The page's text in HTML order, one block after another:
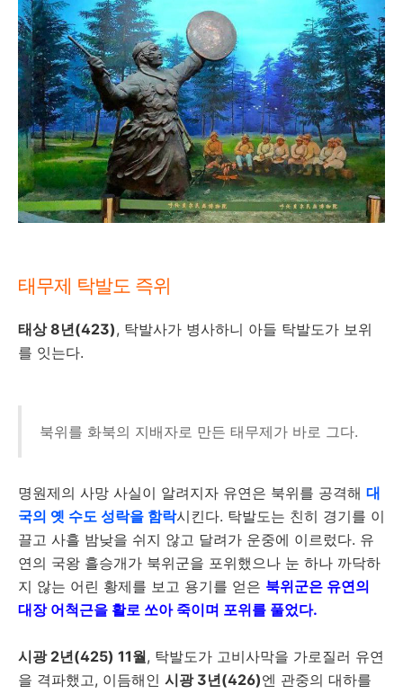
태무제 탁발도 즉위
태상 8년(423), 탁발사가 병사하니 아들 탁발도가 보위
를 잇는다.
북위를 화북의 지배자로 만든 태무제가 바로 그다.
명원제의 사망 사실이 알려지자 유연은 북위를 공격해 대
국의 옛 수도 성락을 함락시킨다. 탁발도는 친히 경기를 이
끌고 사흘 밤낮을 쉬지 않고 달려가 운중에 이르렀다. 유
연의 국왕 흘승개가 북위군을 포위했으나 눈 하나 까닥하
지 않는 어린 황제를 보고 용기를 얻은 북위군은 유연의
대장 어척근을 활로 쏘아 죽이며 포위를 풀었다.
시광 2년(425) 11월, 탁발도가 고비사막을 가로질러 유연
을 격파했고, 이듬해인 시광 3년(426)엔 관중의 대하를